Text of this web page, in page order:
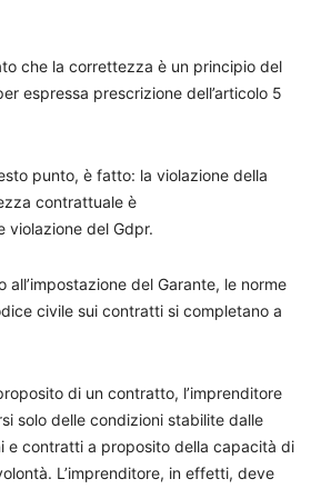
che la correttezza è un principio del
espressa prescrizione dell’articolo 5
punto, è fatto: la violazione della
contrattuale è
violazione del Gdpr.
all’impostazione del Garante, le norme
civile sui contratti si completano a
di un contratto, l’imprenditore
solo delle condizioni stabilite dalle
e contratti a proposito della capacità di
L’imprenditore, in effetti, deve